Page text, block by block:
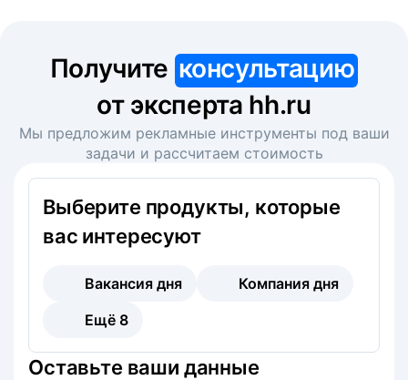
Получите консультацию
от эксперта hh.ru
Мы предложим рекламные инструменты под ваши
задачи и рассчитаем стоимость
Выберите продукты, которые
вас интересуют
Вакансия дня
Компания дня
Ещё 8
Оставьте ваши данные